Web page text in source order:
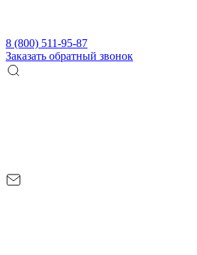
8 (800) 511-95-87
Заказать обратный звонок